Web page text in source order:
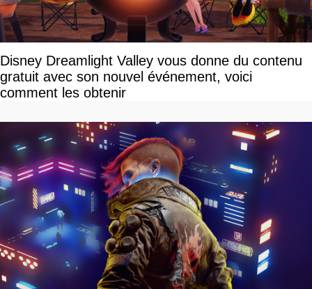
Disney Dreamlight Valley vous donne du contenu
gratuit avec son nouvel événement, voici
comment les obtenir